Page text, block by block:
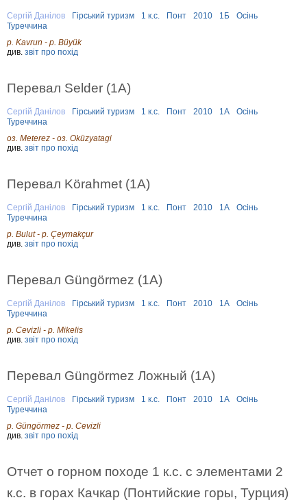
Сергій Данілов Гірський туризм 1 к.с. Понт 2010 1Б
Осінь
Туреччина
р. Kavrun - р. Büyük
див. звіт про похід
Перевал Selder (1А)
Сергій Данілов Гірський туризм 1 к.с. Понт 2010 1А
Осінь
Туреччина
оз. Meterez - оз. Oküzyatagi
див. звіт про похід
Перевал Körahmet (1А)
Сергій Данілов Гірський туризм 1 к.с. Понт 2010 1А
Осінь
Туреччина
р. Bulut - р. Çeymakçur
див. звіт про похід
Перевал Güngörmez (1A)
Сергій Данілов Гірський туризм 1 к.с. Понт 2010 1А
Осінь
Туреччина
р. Cevizli - р. Mikelis
див. звіт про похід
Перевал Güngörmez Ложный (1А)
Сергій Данілов Гірський туризм 1 к.с. Понт 2010 1А
Осінь
Туреччина
р. Güngörmez - р. Cevizli
див. звіт про похід
Отчет о горном походе 1 к.с. с элементами 2
к.с. в горах Качкар (Понтийские горы, Турция)